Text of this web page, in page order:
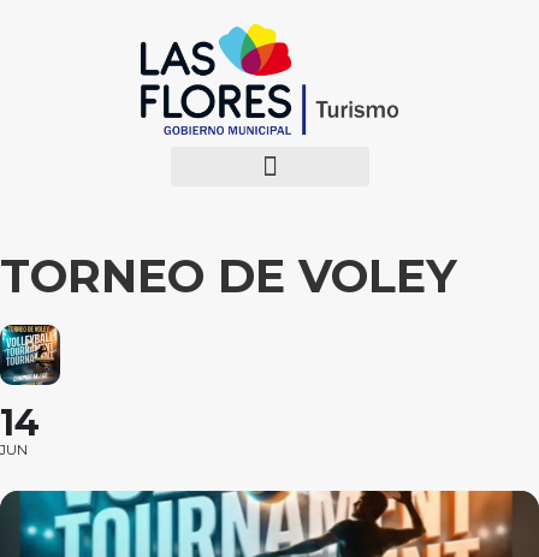
TORNEO DE VOLEY
14
JUN